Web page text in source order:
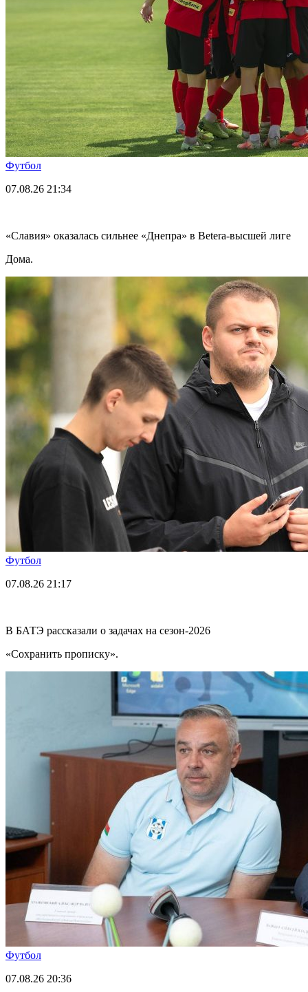
Футбол
07.08.26 21:34
«Славия» оказалась сильнее «Днепра» в Betera-высшей лиге
Дома.
Футбол
07.08.26 21:17
В БАТЭ рассказали о задачах на сезон-2026
«Сохранить прописку».
Футбол
07.08.26 20:36